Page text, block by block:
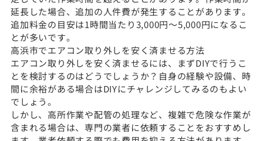
延長した場合、追加の人件費が発生することがあります。
追加料金の目安は1時間当たり3,000円〜5,000円になるこ
とが多いです。
高浜市でエアコン取り外しを安く済ませる方法
エアコン取り外しを安く済ませるには、まずDIYで行うこ
とを検討するのはどうでしょうか？自身の経験や設備、時
間に余裕がある場合はDIYにチャレンジしてみるのもよい
でしょう。
しかし、高所作業や配管の処理など、複雑で危険な作業が
含まれる場合は、専門の業者に依頼することをおすすめし